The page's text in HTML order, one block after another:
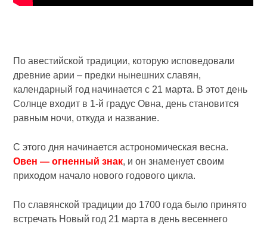
По авестийской традиции, которую исповедовали
древние арии – предки нынешних славян,
календарный год начинается с 21 марта. В этот день
Солнце входит в 1-й градус Овна, день становится
равным ночи, откуда и название.
С этого дня начинается астрономическая весна.
Овен — огненный знак, и он знаменует своим
приходом начало нового годового цикла.
По славянской традиции до 1700 года было принято
встречать Новый год 21 марта в день весеннего